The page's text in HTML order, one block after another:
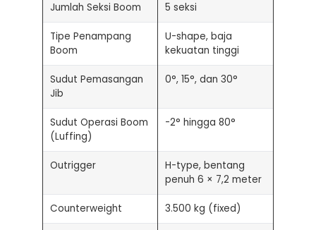
Jumlah Seksi Boom 5 seksi
Tipe Penampang
Boom
U-shape, baja
kekuatan tinggi
Sudut Pemasangan
Jib
0°, 15°, dan 30°
Sudut Operasi Boom
(Luffing)
-2° hingga 80°
Outrigger
H-type, bentang
penuh 6 × 7,2 meter
Counterweight 3.500 kg (fixed)